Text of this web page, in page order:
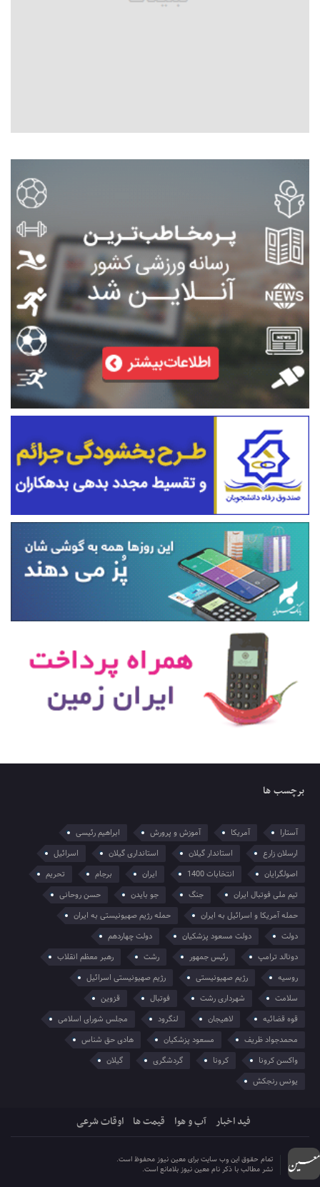
برچسب ها
آستارا آمریکا آموزش و پرورش
ابراهیم رئیسی
ارسلان زارع
استاندار گیلان استانداری گیلان
اسرائیل
اصولگرایان
انتخابات 1400 ایران برجام
تحریم
تیم ملی فوتبال ایران
جنگ جو بایدن
حسن روحانی
حمله آمریکا و اسرائیل به ایران
حمله رژیم صهیونیستی به ایران
دولت
دولت مسعود پزشکیان
دولت چهاردهم
دونالد ترامپ
رئیس جمهور رشت
رهبر معظم انقلاب
روسیه
رژیم صهیونیستی
رژیم صهیونیستی اسرائیل
سلامت
شهرداری رشت فوتبال
قزوین
قوه قضائیه
لاهیجان لنگرود
مجلس شورای اسلامی
محمدجواد ظریف
مسعود پزشکیان
هادی حق شناس
واکسن کرونا
کرونا گردشگری
گیلان
یونس رنجکش
فید اخبار آب و هوا قیمت ها اوقات شرعی
تمام حقوق این وب سایت برای معین نیوز محفوظ است.
نشر مطالب با ذکر نام معین نیوز بلامانع است.